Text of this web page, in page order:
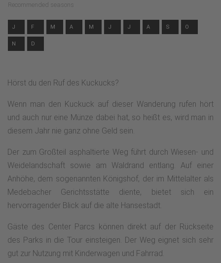
Recommended seasons
J F M A M J J A S O
N D
Hörst du den Ruf des Kuckucks?
Wenn man den Kuckuck auf dieser Wanderung rufen hört
und auch nur eine Münze dabei hat, so heißt es, wird man in
diesem Jahr nie ganz ohne Geld sein.
Der zum Großteil asphaltierte Weg führt durch Wiesen- und
Weidelandschaft sowie am Waldrand entlang. Auf einer
Anhöhe, dem sogenannten Königshof, der im Mittelalter als
Medebacher Gerichtsstätte diente, bietet sich ein
hervorragender Blick auf die alte Hansestadt.
Gäste des Center Parcs können direkt auf der Rückseite
des Parks in die Tour einsteigen. Der Weg eignet sich sehr
gut zur Nutzung mit Kinderwagen und Fahrrad.